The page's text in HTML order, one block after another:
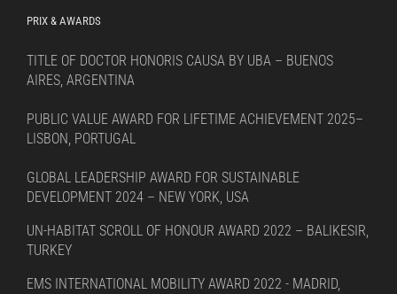
PRIX & AWARDS
TITLE OF DOCTOR HONORIS CAUSA BY UBA – BUENOS
AIRES, ARGENTINA
PUBLIC VALUE AWARD FOR LIFETIME ACHIEVEMENT 2025–
LISBON, PORTUGAL
GLOBAL LEADERSHIP AWARD FOR SUSTAINABLE
DEVELOPMENT 2024 – NEW YORK, USA
UN-HABITAT SCROLL OF HONOUR AWARD 2022 – BALIKESIR,
TURKEY
EMS INTERNATIONAL MOBILITY AWARD 2022 - MADRID,